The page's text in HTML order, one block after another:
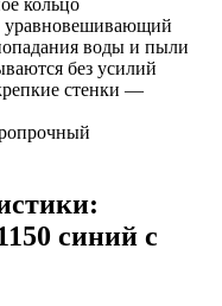
кольцо
уравновешивающий
воды и пыли
без усилий
стенки —
синий с